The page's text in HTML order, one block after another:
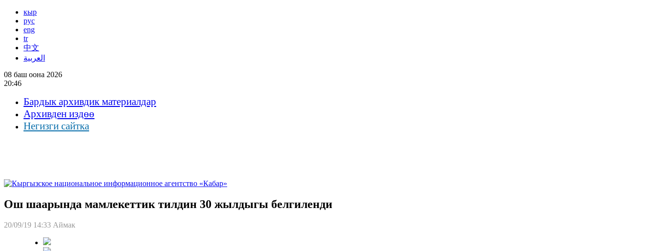
кыр
рус
eng
tr
中文
العربية
08 баш оона 2026
20:46
Бардык архивдик материалдар
Архивден издөө
Негизги сайтка
Ош шаарында мамлекеттик тилдин 30 жылдыгы белгиленди
20/09/19 14:33 Аймак